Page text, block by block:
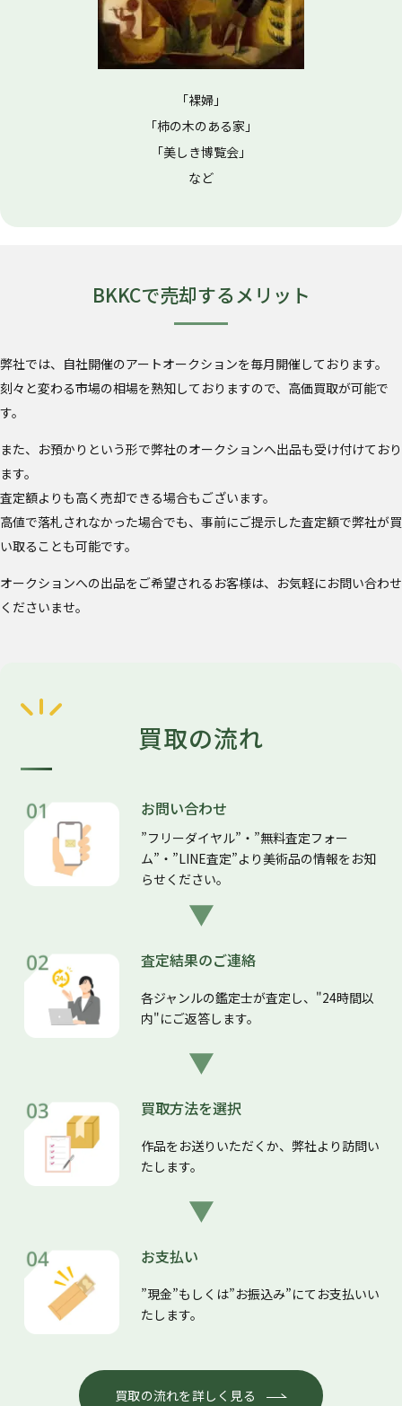
「裸婦」
「柿の木のある家」
「美しき博覧会」
など
BKKCで売却するメリット
弊社では、自社開催のアートオークションを毎月開催しております。
刻々と変わる市場の相場を熟知しておりますので、高価買取が可能で
す。
また、お預かりという形で弊社のオークションへ出品も受け付けており
ます。
査定額よりも高く売却できる場合もございます。
高値で落札されなかった場合でも、事前にご提示した査定額で弊社が買
い取ることも可能です。
オークションへの出品をご希望されるお客様は、お気軽にお問い合わせ
くださいませ。
買取の流れ
お問い合わせ
”フリーダイヤル”・”無料査定フォー
ム”・”LINE査定”より美術品の情報をお知
らせください。
査定結果のご連絡
各ジャンルの鑑定士が査定し、"24時間以
内"にご返答します。
買取方法を選択
作品をお送りいただくか、弊社より訪問い
たします。
お支払い
”現金”もしくは”お振込み”にてお支払いい
たします。
買取の流れを詳しく見る